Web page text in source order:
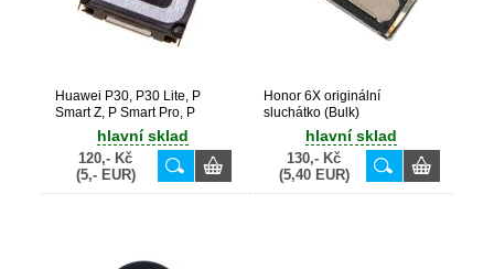
Huawei P30, P30 Lite, P
Smart Z, P Smart Pro, P
Smart 2019, P Smart Plus
2019, Y7 Prime 2019, Y5
2019, Y6P, Nova 5T, Honor
9X, Honor View 20 originální
sluchátko (Service Pack) -
hlavní sklad
120,- Kč
(5,- EUR)
Honor 6X originální
sluchátko (Bulk)
hlavní sklad
130,- Kč
(5,40 EUR)